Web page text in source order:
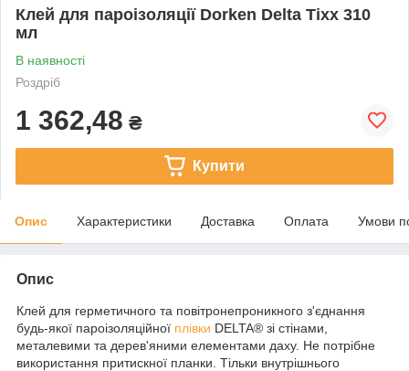
Клей для пароізоляції Dorken Delta Tixx 310
мл
В наявності
Роздріб
1 362,48 ₴
Купити
Опис Характеристики Доставка Оплата Умови
Опис
Клей для герметичного та повітронепроникного з'єднання
будь-якої пароізоляційної плівки DELTA® зі стінами,
металевими та дерев'яними елементами даху. Не потрібне
використання притискної планки. Тільки внутрішнього